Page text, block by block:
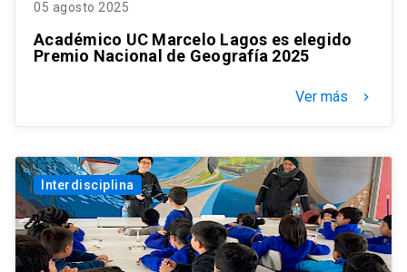
05 agosto 2025
Académico UC Marcelo Lagos es elegido
Premio Nacional de Geografía 2025
Ver más keyboard_arrow_right
Interdisciplina